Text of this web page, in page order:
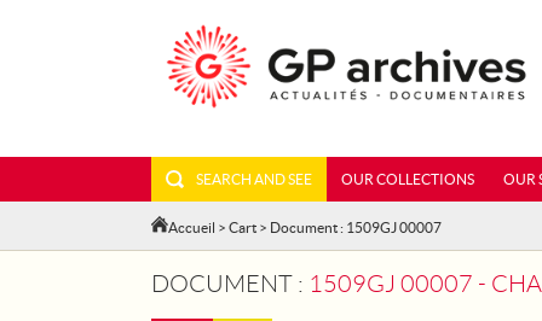
SEARCH AND SEE OUR COLLECTIONS OUR
Accueil > Cart > Document : 1509GJ 00007
DOCUMENT : 1509GJ 00007 -